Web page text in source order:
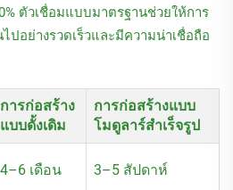
ตัวเชื่อมแบบมาตรฐานช่วยให้การ
ปอย่างรวดเร็วและมีความน่าเชื่อถือ
การก่อสร้าง
แบบดั้งเดิม
การก่อสร้างแบบ
โมดูลาร์สำเร็จรูป
4–6 เดือน 3–5 สัปดาห์